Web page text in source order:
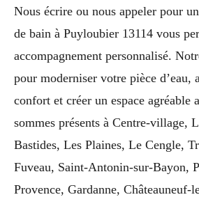
Nous écrire ou nous appeler pour
de bain à Puyloubier 13114 vous
accompagnement personnalisé.
pour moderniser votre pièce d’eau,
confort et créer un espace agréable
sommes présents à Centre-village,
Bastides, Les Plaines, Le Cengle,
Fuveau, Saint-Antonin-sur-Bayon,
Provence, Gardanne, Châteauneuf-